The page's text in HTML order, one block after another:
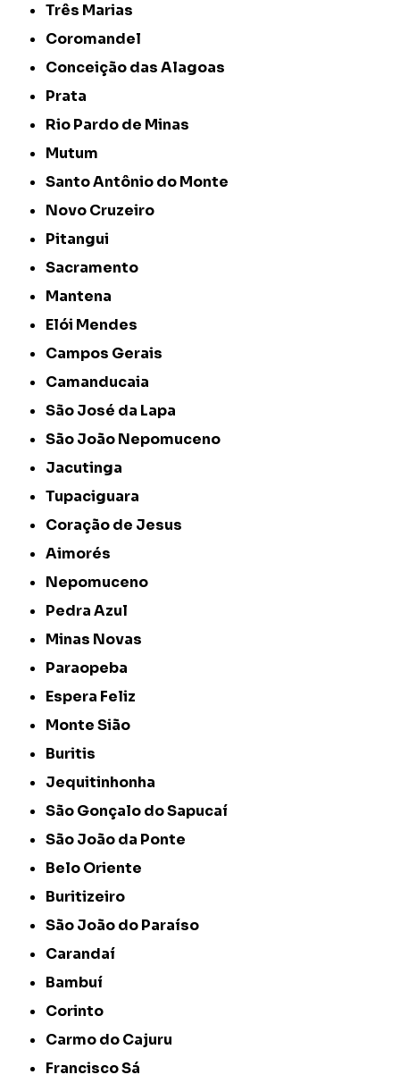
Três Marias
Coromandel
Conceição das Alagoas
Prata
Rio Pardo de Minas
Mutum
Santo Antônio do Monte
Novo Cruzeiro
Pitangui
Sacramento
Mantena
Elói Mendes
Campos Gerais
Camanducaia
São José da Lapa
São João Nepomuceno
Jacutinga
Tupaciguara
Coração de Jesus
Aimorés
Nepomuceno
Pedra Azul
Minas Novas
Paraopeba
Espera Feliz
Monte Sião
Buritis
Jequitinhonha
São Gonçalo do Sapucaí
São João da Ponte
Belo Oriente
Buritizeiro
São João do Paraíso
Carandaí
Bambuí
Corinto
Carmo do Cajuru
Francisco Sá